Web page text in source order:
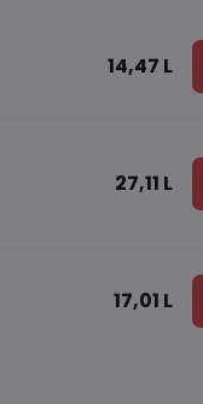
14,47 L
27,11 L
17,01 L